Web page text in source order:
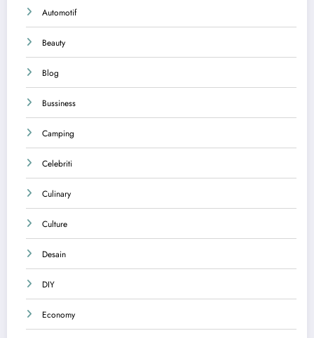
Automotif
Beauty
Blog
Bussiness
Camping
Celebriti
Culinary
Culture
Desain
DIY
Economy